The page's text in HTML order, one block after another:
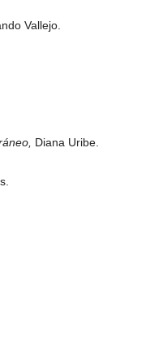
Vallejo.
Diana Uribe.